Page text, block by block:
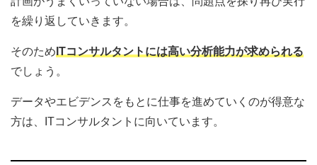
を繰り返していきます。
そのため ITコンサルタントには高い分析能力が求められる
でしょう。
データやエビデンスをもとに仕事を進めていくのが得意な
方は、ITコンサルタントに向いています。